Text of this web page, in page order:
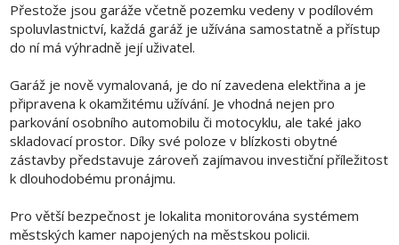
Přestože jsou garáže včetně pozemku vedeny v podílovém
spoluvlastnictví, každá garáž je užívána samostatně a přístup
do ní má výhradně její uživatel.
Garáž je nově vymalovaná, je do ní zavedena elektřina a je
připravena k okamžitému užívání. Je vhodná nejen pro
parkování osobního automobilu či motocyklu, ale také jako
skladovací prostor. Díky své poloze v blízkosti obytné
zástavby představuje zároveň zajímavou investiční příležitost
k dlouhodobému pronájmu.
Pro větší bezpečnost je lokalita monitorována systémem
městských kamer napojených na městskou policii.